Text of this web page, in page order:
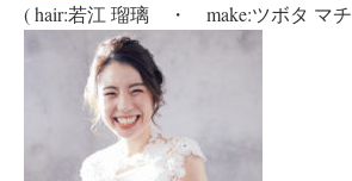
( hair:若江 瑠璃 ・ make:ツボタ マ